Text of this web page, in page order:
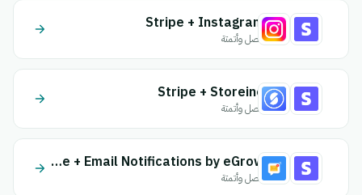
Stripe + Instagram
اتصل وأتمتة
Stripe + Storeino
اتصل وأتمتة
Stripe + Email Notifications by eGrow
اتصل وأتمتة